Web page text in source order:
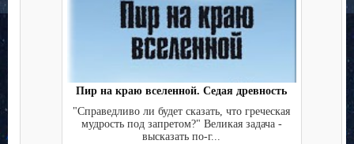
Пир на краю вселенной. Седая древность
"Справедливо ли будет сказать, что греческая
мудрость под запретом?" Великая задача -
высказать по-г...